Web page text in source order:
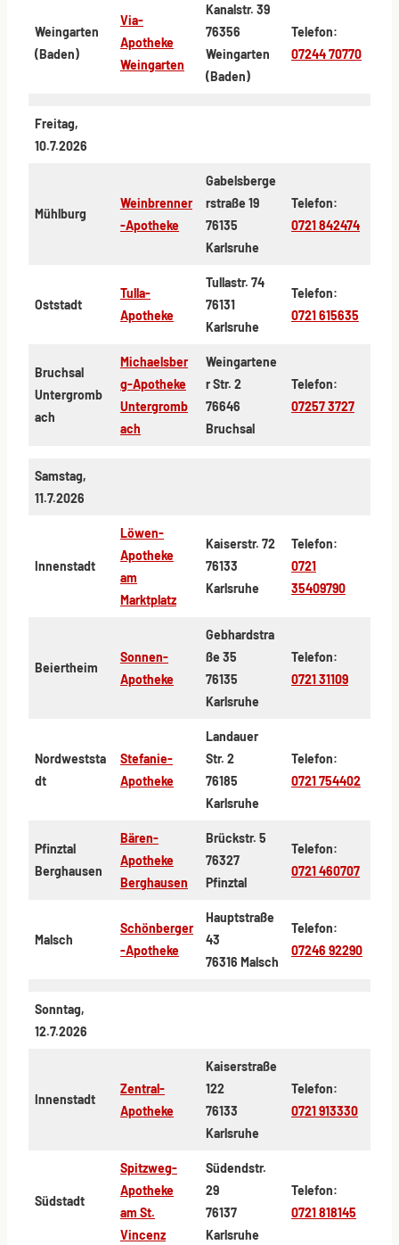
Weingarten
(Baden)
Via-
Apotheke
Weingarten
Kanalstr. 39
76356
Weingarten
(Baden)
Telefon:
07244 70770
Freitag,
10.7.2026
Mühlburg
Weinbrenner
-Apotheke
Gabelsberge
rstraße 19
76135
Karlsruhe
Telefon:
0721 842474
Oststadt
Tulla-
Apotheke
Tullastr. 74
76131
Karlsruhe
Telefon:
0721 615635
Bruchsal
Untergromb
ach
Michaelsber
g-Apotheke
Untergromb
ach
Weingartene
r Str. 2
76646
Bruchsal
Telefon:
07257 3727
Samstag,
11.7.2026
Innenstadt
Löwen-
Apotheke
am
Marktplatz
Kaiserstr. 72
76133
Karlsruhe
Telefon:
0721
35409790
Beiertheim
Sonnen-
Apotheke
Gebhardstra
ße 35
76135
Karlsruhe
Telefon:
0721 31109
Nordweststa
dt
Stefanie-
Apotheke
Landauer
Str. 2
76185
Karlsruhe
Telefon:
0721 754402
Pfinztal
Berghausen
Bären-
Apotheke
Berghausen
Brückstr. 5
76327
Pfinztal
Telefon:
0721 460707
Malsch
Schönberger
-Apotheke
Hauptstraße
43
76316 Malsch
Telefon:
07246 92290
Sonntag,
12.7.2026
Innenstadt
Zentral-
Apotheke
Kaiserstraße
122
76133
Karlsruhe
Telefon:
0721 913330
Südstadt
Spitzweg-
Apotheke
am St.
Vincenz
Südendstr.
29
76137
Karlsruhe
Telefon:
0721 818145